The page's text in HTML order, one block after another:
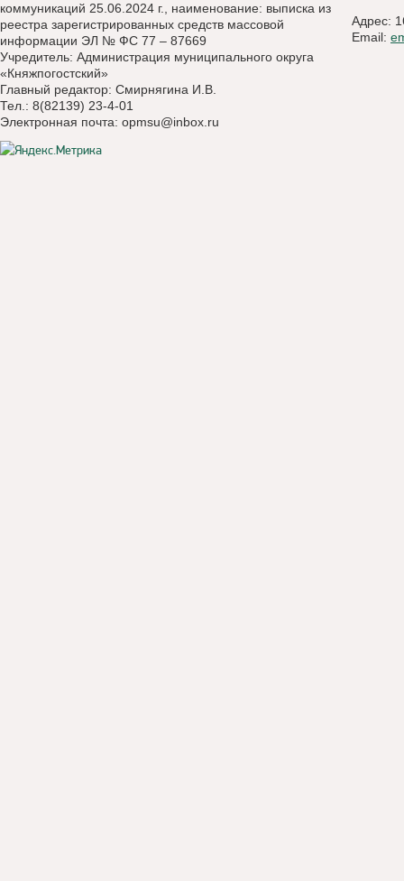
коммуникаций 25.06.2024 г., наименование: выписка из
реестра зарегистрированных средств массовой
информации ЭЛ № ФС 77 – 87669
Учредитель: Администрация муниципального округа
«Княжпогостский»
Главный редактор: Смирнягина И.В.
Тел.: 8(82139) 23-4-01
Электронная почта: opmsu@inbox.ru
Адрес:
Email: